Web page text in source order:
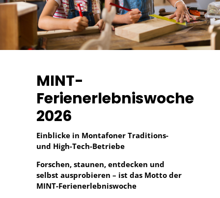
MINT-
Ferienerlebniswoche
2026
Einblicke in Montafoner Traditions-
und High-Tech-Betriebe
Forschen, staunen, entdecken und
selbst ausprobieren – ist das Motto der
MINT-Ferienerlebniswoche